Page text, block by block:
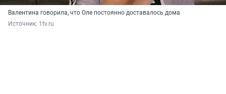
Валентина говорила, что Оле постоянно доставалось дома
Источник: 1tv.ru